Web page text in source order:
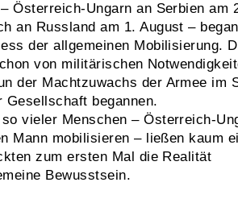
Österreich-Ungarn an Serbien am
an Russland am 1. August –
der allgemeinen Mobi­li­sierung.
von militärischen
der Macht­zu­wachs der Armee im
begannen.
vieler Menschen – Österreich-
Mann mobilisieren – ließen kaum
zum ersten Mal die Realität
Bewusst­sein.